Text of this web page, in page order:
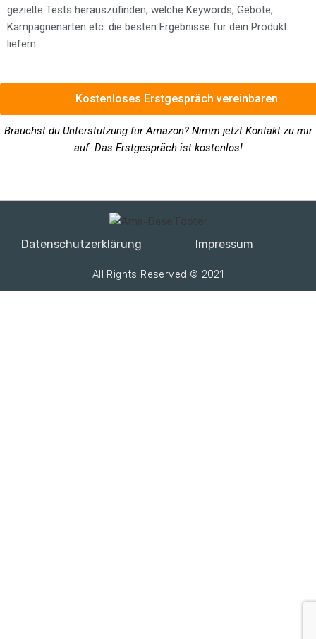
gezielte Tests herauszufinden, welche Keywords, Gebote,
Kampagnenarten etc. die besten Ergebnisse für dein Produkt
liefern.
Kostenloses Erstgespräch vereinbaren
Brauchst du Unterstützung für Amazon? Nimm jetzt Kontakt zu mir
auf. Das Erstgespräch ist kostenlos!
Datenschutzerklärung Impressum
All Rights Reserved © 2021